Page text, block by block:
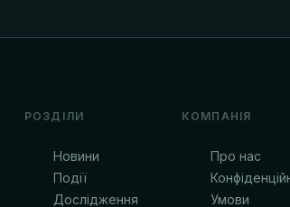
РОЗДІЛИ
Новини
Події
Дослідження
КОМПАНІЯ
Про нас
Умови